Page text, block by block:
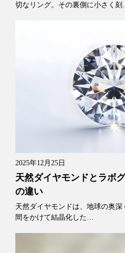
切なリング。その裏側に小さく刻
2025年12月25日
天然ダイヤモンドとラボ
の違い
天然ダイヤモンドは、地球の奥
間をかけて結晶化した…